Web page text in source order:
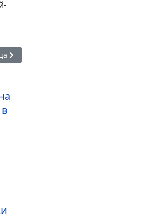
готови да работят при снеговалеж
статия: Превръщат Графичната база